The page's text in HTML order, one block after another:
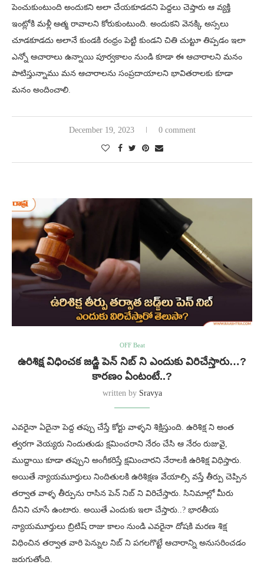
పెంచుకుంటుంది అందుకని అలా చేయకూడదని పెద్దలు చెప్తారు ఆ వ్యక్తి
ఇంట్లోకి మళ్లీ ఆత్మ రావాలని కోరుకుంటుంది. అందుకని వెనక్కి అస్సలు
చూడకూడదు అలానే కుండకి రంధ్రం పెట్టి కుండని చితి చుట్టూ తిప్పడం ఇలా
ఎన్నో ఆచారాలు ఉన్నాయి పూర్వకాలం నుండి కూడా ఈ ఆచారాలని మనం
పాటిస్తున్నాము మన ఆచారాలను సంప్రదాయాలని భావితరాలకు కూడా
మనం అందించాలి.
December 19, 2023 0 comment
OFF Beat
ఉరిశిక్ష విధించక జడ్జి పెన్ నిబ్ ని ఎందుకు విరిచేస్తారు…?
కారణం ఏంటంటే..?
written by Sravya
ఎవరైనా ఏదైనా పెద్ద తప్పు చేస్తే కోర్టు వాళ్ళని శిక్షిస్తుంది. ఉరిశిక్ష ని అంత
త్వరగా వెయ్యరు నిందుతుడు క్షమించరాని నేరం చేసి ఆ నేరం రుజువై,
ముద్దాయి కూడా తప్పుని అంగీకరిస్తే క్షమించారని నేరాలకి ఉరిశిక్ష విధిస్తారు.
అయితే న్యాయమూర్తులు నిందితులకి ఉరిశిక్షణ వేయాల్సి వస్తే తీర్పు చెప్పిన
తర్వాత వాళ్ళ తీర్పును రాసిన పెన్ నిబ్ ని విరిచేస్తారు. సినిమాల్లో మీరు
దీనిని చూసే ఉంటారు. అయితే ఎందుకు ఇలా చేస్తారు..? భారతీయ
న్యాయమూర్తులు బ్రిటిష్ రాజు కాలం నుండి ఎవరైనా దోషకి మరణ శిక్ష
విధించిన తర్వాత వారి పెన్నుల నిబ్ ని పగలగొట్టే ఆచారాన్ని అనుసరించడం
జరుగుతోంది.